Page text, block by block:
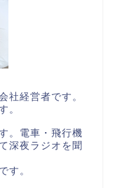
社経営者です。
。
。電車・飛行機
深夜ラジオを聞
す。